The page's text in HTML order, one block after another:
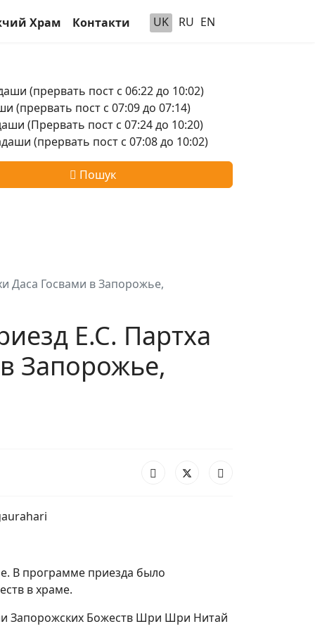
Храм Контакти UK RU EN
(прервать пост с 06:22 до 10:02)
(прервать пост с 07:09 до 07:14)
(Прервать пост с 07:24 до 10:20)
(прервать пост с 07:08 до 10:02)
Пошук
Даса Госвами в Запорожье,
Е.С. Партха
Запорожье,
В программе приезда было
в храме.
Запорожских Божеств Шри Шри Нитай